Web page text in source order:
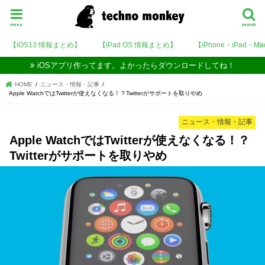
search
menu
【iOS13 情報まとめ】 【iPad OS 情報まとめ】 【iPhone・iPad・
iOSアプリ作ってます。よかったらダウンロードしてね！
HOME
ニュース・情報・記事
Apple WatchではTwitterが使えなくなる！？Twitterがサポートを取りやめ
ニュース・情報・記事
Apple WatchではTwitterが使えなくなる！？
Twitterがサポートを取りやめ